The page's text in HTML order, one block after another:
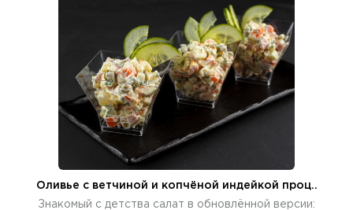
Оливье с ветчиной и копчёной индейкой проц..
Знакомый с детства салат в обновлённой версии: